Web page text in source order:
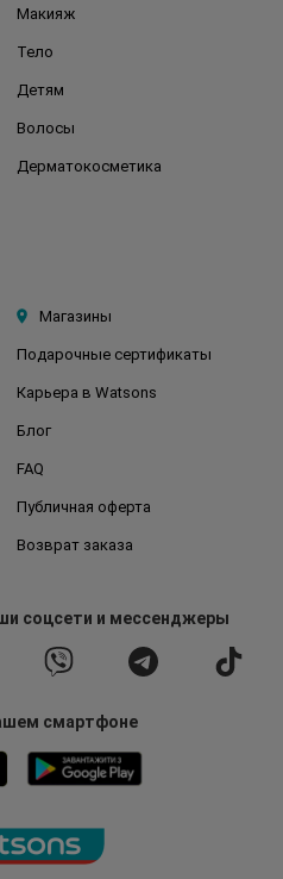
Макияж
Тело
Детям
Волосы
Дерматокосметика
Магазины
Подарочные сертификаты
Карьера в Watsons
Блог
FAQ
Публичная оферта
Возврат заказа
соцсети и мессенджеры
смартфоне